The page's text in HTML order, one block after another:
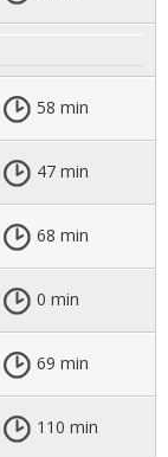
58 min
47 min
68 min
0 min
69 min
110 min